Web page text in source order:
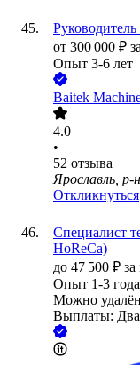
от 300 000 ₽
Опыт 3-6 лет
Baitek
4.0
•
52 отзыва
Ярославль, р-
Откликнуться
Специалист
HoReCa)
до 47 500 ₽ за
Опыт 1-3 года
Можно
Выплаты: Два